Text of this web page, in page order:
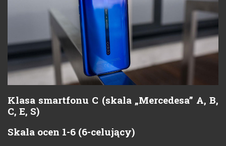
Klasa smartfonu C (skala „Mercedesa” A, B,
C, E, S)
Skala ocen 1-6 (6-celujący)